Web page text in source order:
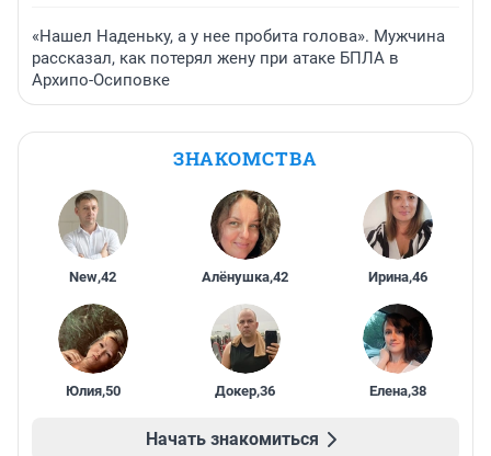
«Нашел Наденьку, а у нее пробита голова». Мужчина
рассказал, как потерял жену при атаке БПЛА в
Архипо-Осиповке
ЗНАКОМСТВА
New,42 Алёнушка,42 Ирина,46
Юлия,50 Докер,36 Елена,38
Начать знакомиться